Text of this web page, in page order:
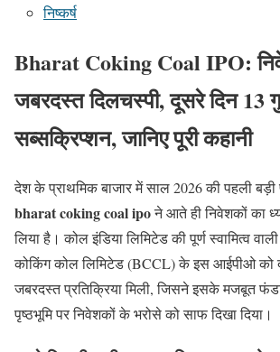
निष्कर्ष
Bharat Coking Coal IPO:
जबरदस्त दिलचस्पी, दूसरे दिन 13
सब्सक्रिप्शन, जानिए पूरी कहानी
देश के प्राथमिक बाजार में साल 2026 की पहली
bharat coking coal ipoने आते ही निवेशकों का
लिया है। कोल इंडिया लिमिटेड की पूर्ण स्वामित्व
कोकिंग कोल लिमिटेड (BCCL) के इस आईपीओ को
जबरदस्त प्रतिक्रिया मिली, जिसने इसके मजबूत
पृष्ठभूमि पर निवेशकों के भरोसे को साफ दिखा दिया।